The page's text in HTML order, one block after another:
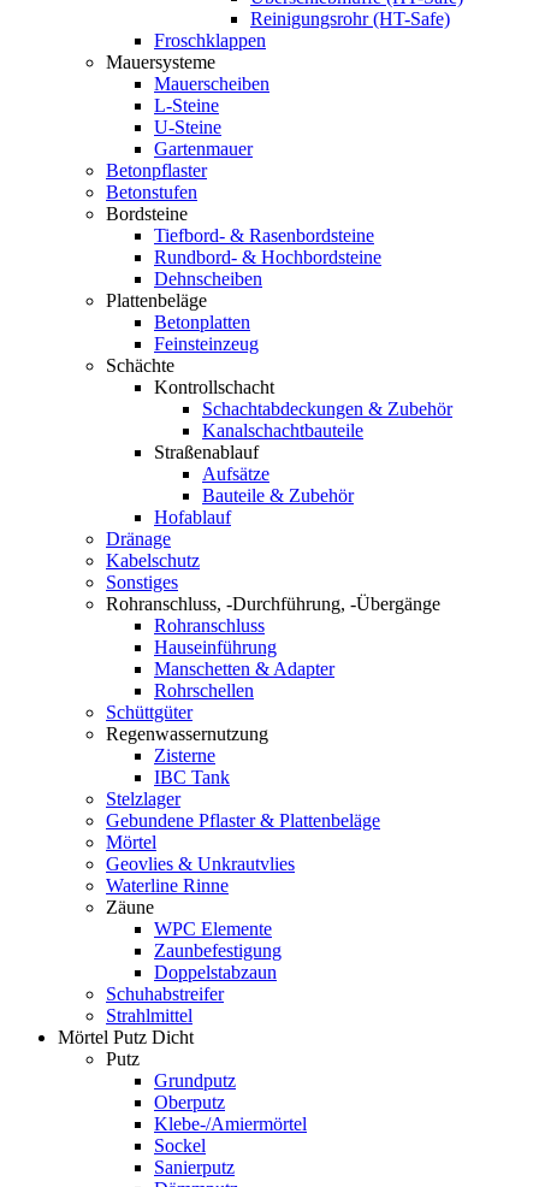
Reinigungsrohr (HT-Safe)
Froschklappen
Mauersysteme
Mauerscheiben
L-Steine
U-Steine
Gartenmauer
Betonpflaster
Betonstufen
Bordsteine
Tiefbord- & Rasenbordsteine
Rundbord- & Hochbordsteine
Dehnscheiben
Plattenbeläge
Betonplatten
Feinsteinzeug
Schächte
Kontrollschacht
Schachtabdeckungen & Zubehör
Kanalschachtbauteile
Straßenablauf
Aufsätze
Bauteile & Zubehör
Hofablauf
Dränage
Kabelschutz
Sonstiges
Rohranschluss, -Durchführung, -Übergänge
Rohranschluss
Hauseinführung
Manschetten & Adapter
Rohrschellen
Schüttgüter
Regenwassernutzung
Zisterne
IBC Tank
Stelzlager
Gebundene Pflaster & Plattenbeläge
Mörtel
Geovlies & Unkrautvlies
Waterline Rinne
Zäune
WPC Elemente
Zaunbefestigung
Doppelstabzaun
Schuhabstreifer
Strahlmittel
Mörtel Putz Dicht
Putz
Grundputz
Oberputz
Klebe-/Amiermörtel
Sockel
Sanierputz